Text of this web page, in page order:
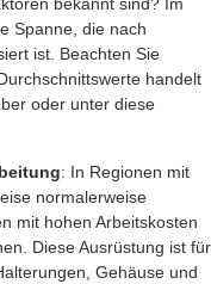
Spanne, die nach
ist. Beachten Sie
handelt
oder unter diese
: In Regionen mit
normalerweise
mit hohen Arbeitskosten
Diese Ausrüstung ist für
Gehäuse und